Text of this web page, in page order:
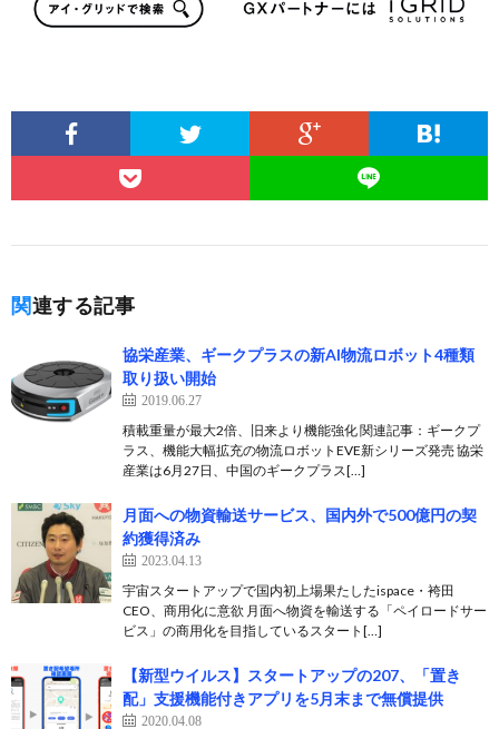
関連する記事
協栄産業、ギークプラスの新AI物流ロボット4種類
取り扱い開始
2019.06.27
積載重量が最大2倍、旧来より機能強化 関連記事：ギークプ
ラス、機能大幅拡充の物流ロボットEVE新シリーズ発売 協栄
産業は6月27日、中国のギークプラス[…]
月面への物資輸送サービス、国内外で500億円の契
約獲得済み
2023.04.13
宇宙スタートアップで国内初上場果たしたispace・袴田
CEO、商用化に意欲 月面へ物資を輸送する「ペイロードサー
ビス」の商用化を目指しているスタート[…]
【新型ウイルス】スタートアップの207、「置き
配」支援機能付きアプリを5月末まで無償提供
2020.04.08